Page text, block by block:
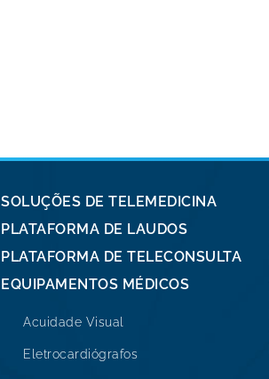
SOLUÇÕES DE TELEMEDICINA
PLATAFORMA DE LAUDOS
PLATAFORMA DE TELECONSULTA
EQUIPAMENTOS MÉDICOS
Acuidade Visual
Eletrocardiógrafos